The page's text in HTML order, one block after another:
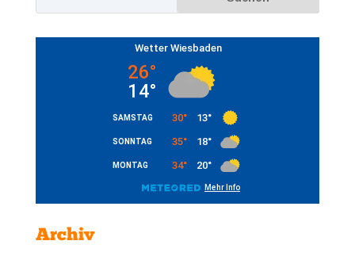
Archiv